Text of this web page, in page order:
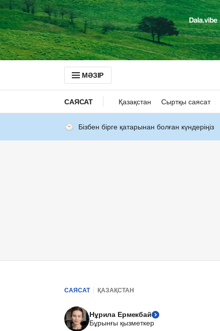
МӘЗІР
САЯСАТ Қазақстан Сыртқы саясат
Бізбен бірге қатарынан болған күндеріңіз
САЯСАТ ҚАЗАҚСТАН
Нұрила Ермекбай
Бұрынғы қызметкер